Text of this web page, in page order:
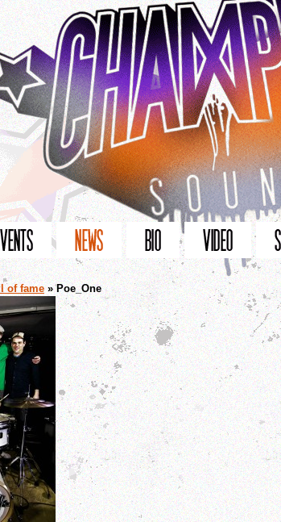
of fame » Poe_One